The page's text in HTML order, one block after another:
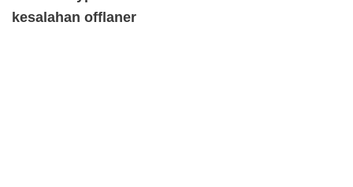
kesalahan offlaner